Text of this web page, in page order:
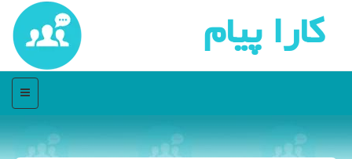
كارا پیام
منو